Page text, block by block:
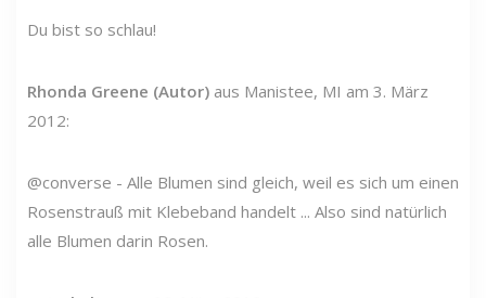
Du bist so schlau!
Rhonda Greene (Autor) aus Manistee, MI am 3. März
2012:
@converse - Alle Blumen sind gleich, weil es sich um einen
Rosenstrauß mit Klebeband handelt ... Also sind natürlich
alle Blumen darin Rosen.